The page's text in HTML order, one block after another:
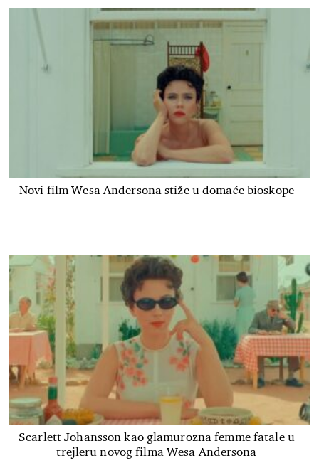
Novi film Wesa Andersona stiže u domaće bioskope
Scarlett Johansson kao glamurozna femme fatale u
trejleru novog filma Wesa Andersona